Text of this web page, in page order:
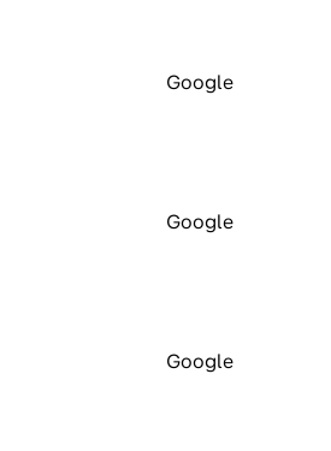
Google
Google
Google